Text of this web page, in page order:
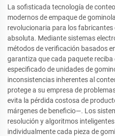
La sofisticada tecnología de
modernos de empaque de
revolucionaria para los fabricantes
absoluta. Mediante sistemas
métodos de verificación basados
garantiza que cada paquete
especificado de unidades de
inconsistencias inherentes al
protege a su empresa de
evita la pérdida costosa de
márgenes de beneficio—. Los
resolución y algoritmos
individualmente cada pieza de